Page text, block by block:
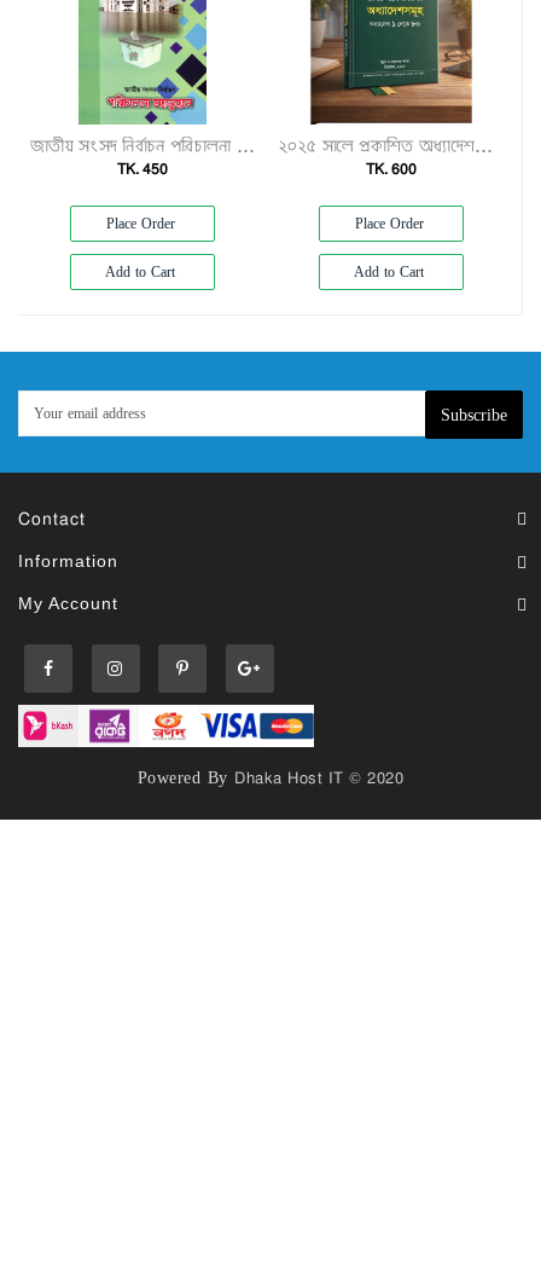
জাতীয় সংসদ নির্বাচন পরিচালনা ম্যানুয়েল"
TK. 450
Place Order
Add to Cart
২০২৫ সালে প্রকাশিত অধ্যাদেশসমূহ (অধ্যাদেশ ১–৮০)"
TK. 600
Place Order
Add to Cart
Subscribe
Contact
Information
My Account
Powered By Dhaka Host IT © 2020